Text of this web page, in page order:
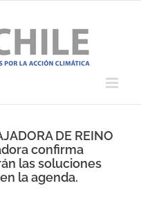
DE REINO
confirma
las soluciones
la agenda.